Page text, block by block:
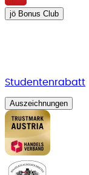
jö Bonus Club
Studentenrabatt
Auszeichnungen